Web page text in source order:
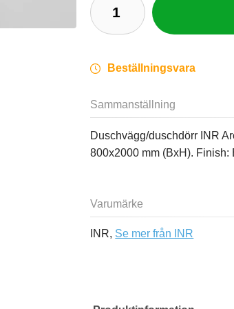
Beställningsvara
Sammanställning
Duschvägg/duschdörr INR
800x2000 mm (BxH).
Varumärke
INR, Se mer från INR